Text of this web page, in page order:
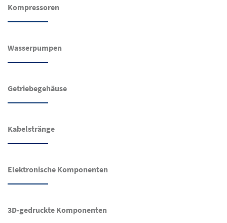
Kompressoren
Wasserpumpen
Getriebegehäuse
Kabelstränge
Elektronische Komponenten
3D-gedruckte Komponenten